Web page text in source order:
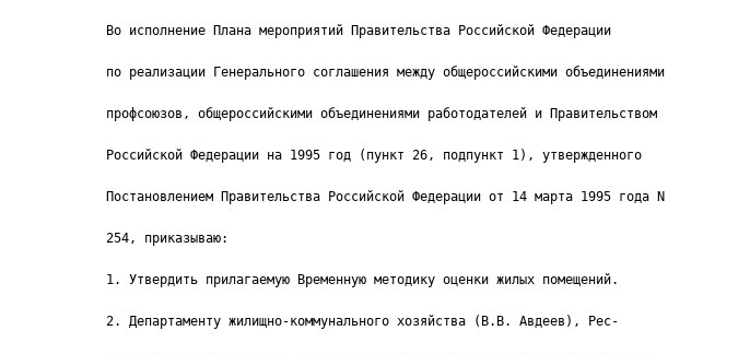
Во исполнение Плана мероприятий Правительства Российской Федерации
по реализации Генерального соглашения между общероссийскими объединениями
профсоюзов, общероссийскими объединениями работодателей и Правительством
Российской Федерации на 1995 год (пункт 26, подпункт 1), утвержденного
Постановлением Правительства Российской Федерации от 14 марта 1995 года N
254, приказываю:
1. Утвердить прилагаемую Временную методику оценки жилых помещений.
2. Департаменту жилищно-коммунального хозяйства (В.В. Авдеев), Рес-